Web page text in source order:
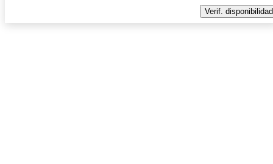
Verif. disponibilidad